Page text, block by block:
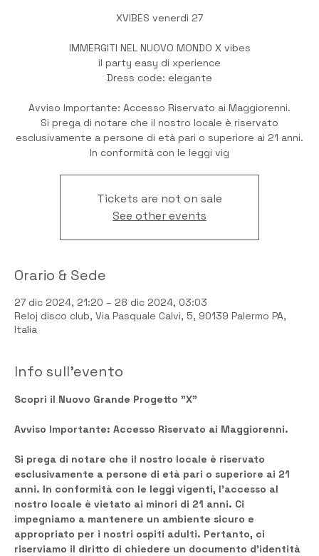
XVIBES venerdì 27
IMMERGITI NEL NUOVO MONDO X vibes
il party easy di xperience
Dress code: elegante
Avviso Importante: Accesso Riservato ai Maggiorenni.
Si prega di notare che il nostro locale è riservato
esclusivamente a persone di età pari o superiore ai 21 anni.
In conformità con le leggi vig
Tickets are not on sale
See other events
Orario & Sede
27 dic 2024, 21:20 – 28 dic 2024, 03:03
Reloj disco club, Via Pasquale Calvi, 5, 90139 Palermo PA,
Italia
Info sull'evento
Scopri il Nuovo Grande Progetto "X"
Avviso Importante: Accesso Riservato ai Maggiorenni.
Si prega di notare che il nostro locale è riservato
esclusivamente a persone di età pari o superiore ai 21
anni. In conformità con le leggi vigenti, l’accesso al
nostro locale è vietato ai minori di 21 anni. Ci
impegniamo a mantenere un ambiente sicuro e
appropriato per i nostri ospiti adulti. Pertanto, ci
riserviamo il diritto di chiedere un documento d’identità